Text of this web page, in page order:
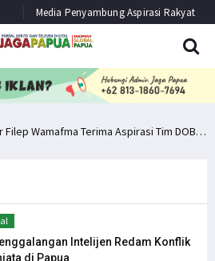
Media Penyambung Aspirasi Rakyat
Senator Filep Wamafma Terima Aspirasi Tim DOB Manokwari Barat
Intelijen Redam Konflik
di Papua